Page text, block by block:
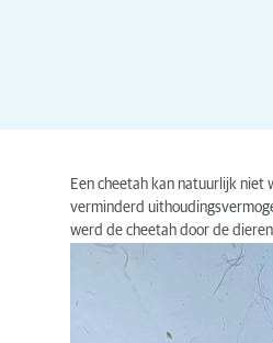
Een cheetah kan natuurlijk
verminderd
werd de cheetah door de